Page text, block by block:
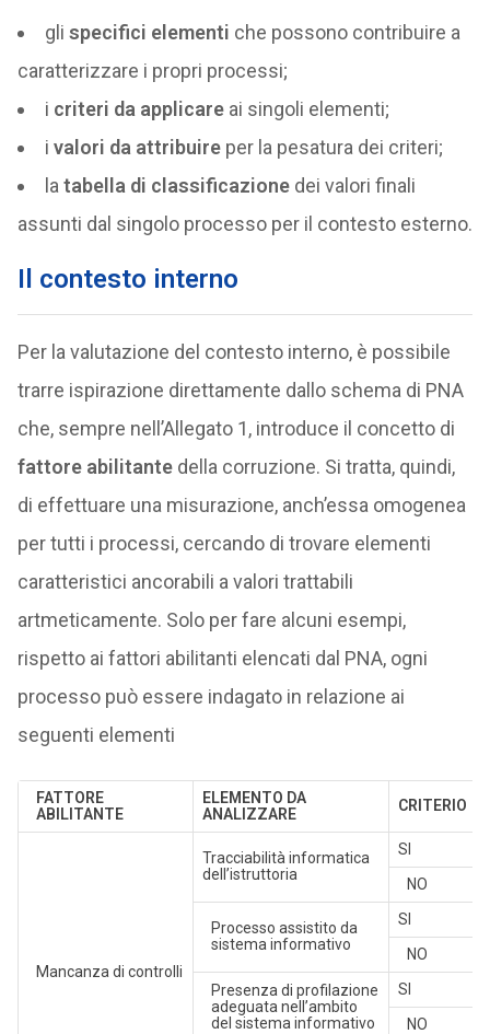
gli specifici elementi che possono contribuire a
caratterizzare i propri processi;
i criteri da applicareai singoli elementi;
i valori da attribuireper la pesatura dei criteri;
la tabella di classificazionedei valori finali
assunti dal singolo processo per il contesto esterno.
Il contesto interno
Per la valutazione del contesto interno, è possibile
trarre ispirazione direttamente dallo schema di PNA
che, sempre nell’Allegato 1, introduce il concetto di
fattore abilitantedella corruzione. Si tratta, quindi,
di effettuare una misurazione, anch’essa omogenea
per tutti i processi, cercando di trovare elementi
caratteristici ancorabili a valori trattabili
artmeticamente. Solo per fare alcuni esempi,
rispetto ai fattori abilitanti elencati dal PNA, ogni
processo può essere indagato in relazione ai
seguenti elementi
FATTORE
ABILITANTE
ELEMENTO DA
ANALIZZARE
CRITERIO
Mancanza di controlli
Tracciabilità informatica
dell’istruttoria
SI
NO
Processo assistito da
sistema informativo
SI
NO
Presenza di profilazione
adeguata nell’ambito
del sistema informativo
SI
NO